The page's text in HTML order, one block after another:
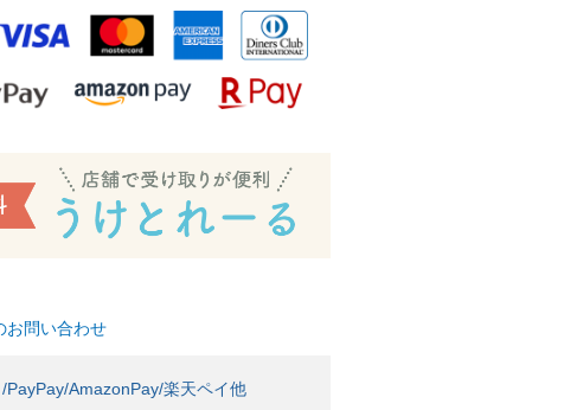
お問い合わせ
PayPay/AmazonPay/楽天ペイ他